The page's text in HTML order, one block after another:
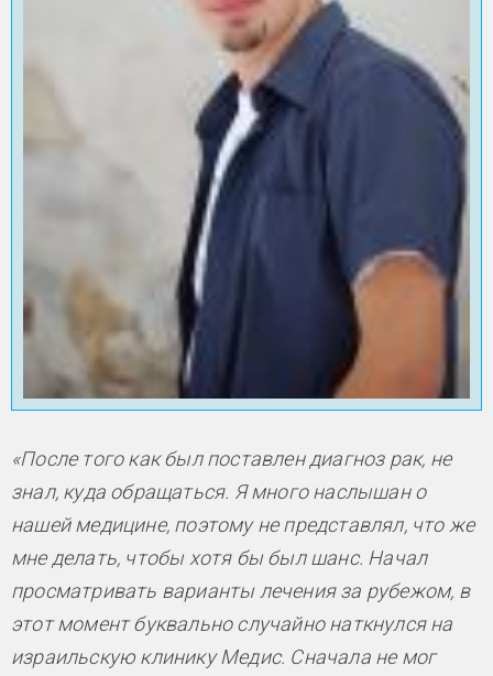
«После того как был поставлен диагноз рак, не
знал, куда обращаться. Я много наслышан о
нашей медицине, поэтому не представлял, что же
мне делать, чтобы хотя бы был шанс. Начал
просматривать варианты лечения за рубежом, в
этот момент буквально случайно наткнулся на
израильскую клинику Медис. Сначала не мог